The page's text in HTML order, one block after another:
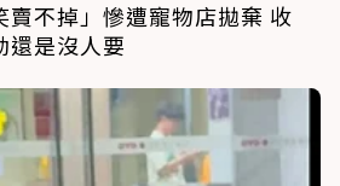
賣不掉」慘遭寵物店拋棄 收
還是沒人要